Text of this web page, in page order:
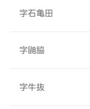
字石亀田
字鼬脇
字牛抜